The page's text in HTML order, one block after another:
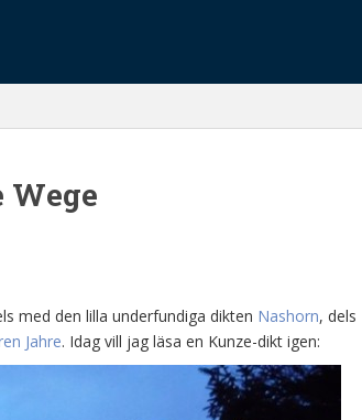
Wege
med den lilla underfundiga dikten Nashorn, dels
Jahre. Idag vill jag läsa en Kunze-dikt igen: